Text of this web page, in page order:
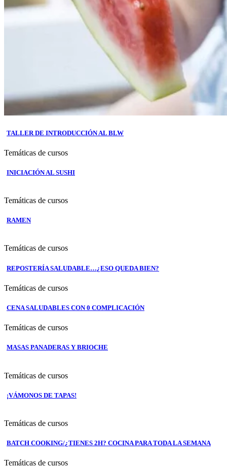
TALLER DE INTRODUCCIÓN AL BLW
Temáticas de cursos
INICIACIÓN AL SUSHI
Temáticas de cursos
RAMEN
Temáticas de cursos
REPOSTERÍA SALUDABLE…¿ESO QUEDA BIEN?
Temáticas de cursos
CENA SALUDABLES CON 0 COMPLICACIÓN
Temáticas de cursos
MASAS PANADERAS Y BRIOCHE
Temáticas de cursos
¡VÁMONOS DE TAPAS!
Temáticas de cursos
BATCH COOKING/¿TIENES 2H? COCINA PARA TODA LA SEMANA
Temáticas de cursos